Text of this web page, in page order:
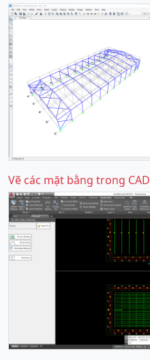
Vẽ các mặt bằng trong CAD